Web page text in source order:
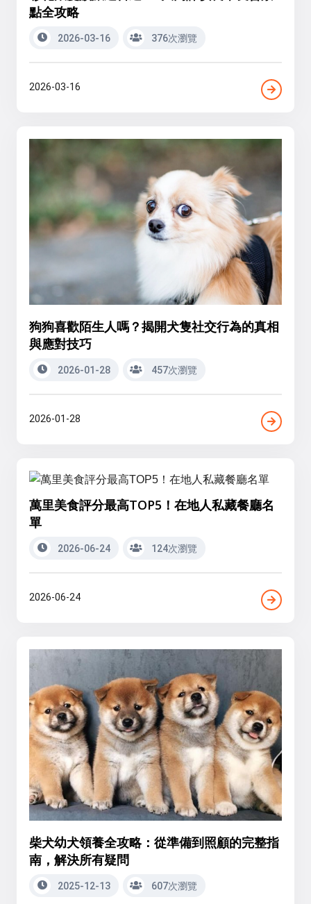
點全攻略
2026-03-16 376次瀏覽
2026-03-16
狗狗喜歡陌生人嗎？揭開犬隻社交行為的真相
與應對技巧
2026-01-28 457次瀏覽
2026-01-28
萬里美食評分最高TOP5！在地人私藏餐廳名
單
2026-06-24 124次瀏覽
2026-06-24
柴犬幼犬領養全攻略：從準備到照顧的完整指
南，解決所有疑問
2025-12-13 607次瀏覽